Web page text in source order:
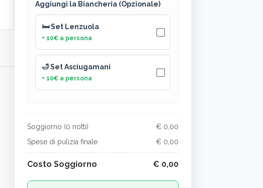
Aggiungi la Biancheria (Opzionale)
🛏️ Set Lenzuola
+ 10€ a persona
🛁 Set Asciugamani
+ 10€ a persona
Soggiorno (0 notti)
€ 0,00
Spese di pulizia finale
€ 0,00
Costo Soggiorno € 0,00